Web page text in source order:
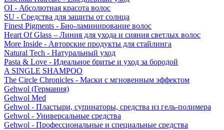
OI - Абсолютная красота волос
SU - Средства для защиты от солнца
Finest Pigments - Био-ламинирование волос
Heart Of Glass – Линия для ухода и сияния светлых волос
More Inside - Авторские продукты для стайлинга
Natural Tech - Натуральный уход
Pasta & Love - Идеальное бритье и уход за бородой
A SINGLE SHAMPOO
The Circle Chronicles - Маски с мгновенным эффектом
Gehwol (Германия)
Gehwol Med
Gehwol - Пластыри, супинаторы, средства из гель-полимера
Gehwol - Универсальные средства
Gehwol - Профессиональные и специальные средства